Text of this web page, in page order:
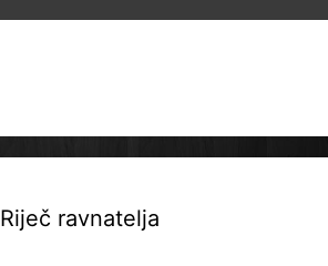
Riječ ravnatelja